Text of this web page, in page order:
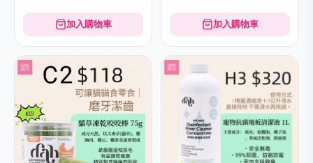
加入購物車 加入購物車